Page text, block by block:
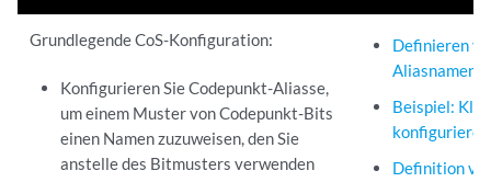
Grundlegende CoS-Konfiguration:
Konfigurieren Sie Codepunkt-Aliasse,
um einem Muster von Codepunkt-Bits
einen Namen zuzuweisen, den Sie
anstelle des Bitmusters verwenden
Definieren
Aliasnamen
Beispiel:
konfigurieren
Definition